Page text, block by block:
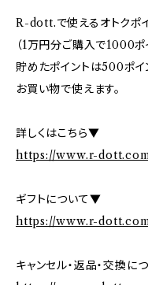
R-dott.で使えるオトクポ
（1万円分ご購入で1000ポ
貯めたポイントは500ポ
お買い物で使えます。
詳しくはこちら▼
https://www.r-
ギフトについて▼
https://www.r-
キャンセル・返品・交換に